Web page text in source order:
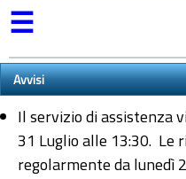
☰
Avvisi
Il servizio di assistenza
31 Luglio alle 13:30. Le
regolarmente da lunedì